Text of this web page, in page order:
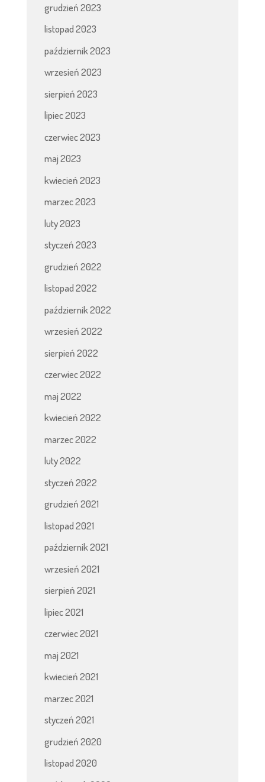
grudzień 2023
listopad 2023
październik 2023
wrzesień 2023
sierpień 2023
lipiec 2023
czerwiec 2023
maj 2023
kwiecień 2023
marzec 2023
luty 2023
styczeń 2023
grudzień 2022
listopad 2022
październik 2022
wrzesień 2022
sierpień 2022
czerwiec 2022
maj 2022
kwiecień 2022
marzec 2022
luty 2022
styczeń 2022
grudzień 2021
listopad 2021
październik 2021
wrzesień 2021
sierpień 2021
lipiec 2021
czerwiec 2021
maj 2021
kwiecień 2021
marzec 2021
styczeń 2021
grudzień 2020
listopad 2020